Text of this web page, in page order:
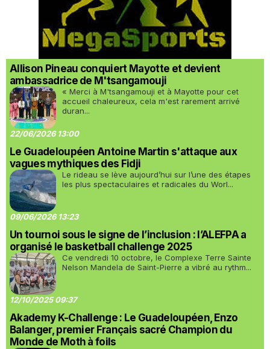
Allison Pineau conquiert Mayotte et devient
ambassadrice de M'tsangamouji
« Merci à M'tsangamouji et à Mayotte pour cet
accueil chaleureux, cela m'est rarement arrivé
duran...
22/06/2026 13:00
Le Guadeloupéen Antoine Martin s'attaque aux
vagues mythiques des Fidji
Le rideau se lève aujourd’hui sur l’une des étapes
les plus spectaculaires et radicales du Worl...
09/06/2026 13:23
Un tournoi sous le signe de l’inclusion : l’ALEFPA a
organisé le basketball challenge 2025
Ce vendredi 10 octobre, le Complexe Terre Sainte
Nelson Mandela de Saint-Pierre a vibré au rythm...
12/10/2025 09:37
Akademy K-Challenge : Le Guadeloupéen, Enzo
Balanger, premier Français sacré Champion du
Monde de Moth à foils